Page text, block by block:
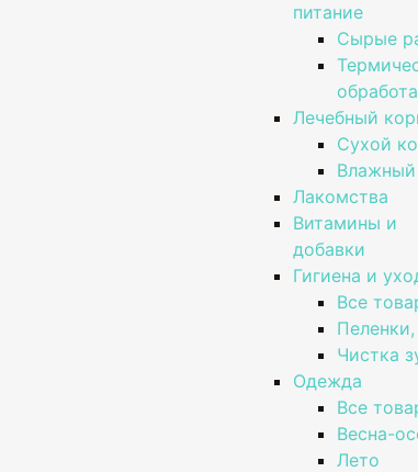
питание
Сырые
Лечебный
Сухой
Лакомства
Витамины и
добавки
Гигиена и
Все
Чистка
Одежда
Все
Весна-
Лето